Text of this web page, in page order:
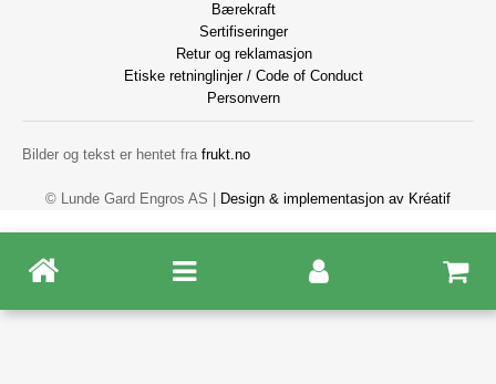
Bærekraft
Sertifiseringer
Retur og reklamasjon
Etiske retninglinjer / Code of Conduct
Personvern
Bilder og tekst er hentet fra frukt.no
© Lunde Gard Engros AS | Design & implementasjon av Kréatif